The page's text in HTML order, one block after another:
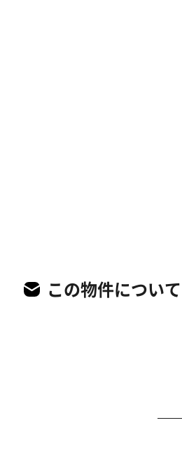
この物件につい